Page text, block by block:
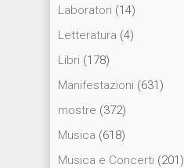
Laboratori (14)
Letteratura (4)
Libri (178)
Manifestazioni (631)
mostre (372)
Musica (618)
Musica e Concerti (201)